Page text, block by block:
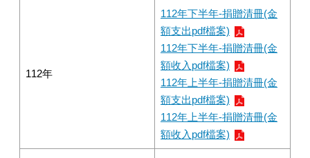
112年
112年下半年-捐贈清冊(金
額支出pdf檔案)
112年下半年-捐贈清冊(金
額收入pdf檔案)
112年上半年-捐贈清冊(金
額支出pdf檔案)
112年上半年-捐贈清冊(金
額收入pdf檔案)